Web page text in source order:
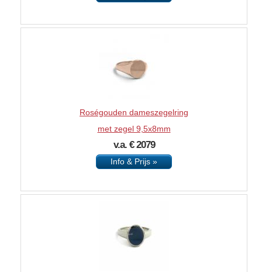
Roségouden dameszegelring
met zegel 9,5x8mm
v.a. € 2079
Info & Prijs »